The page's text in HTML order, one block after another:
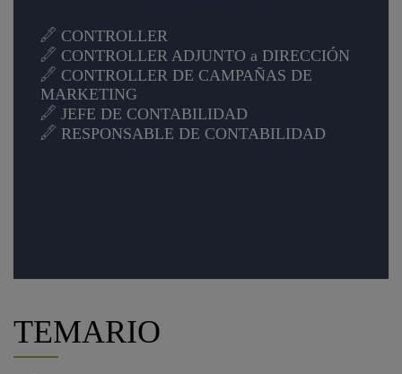
CONTROLLER
CONTROLLER ADJUNTO a DIRECCIÓN
CONTROLLER DE CAMPAÑAS DE
MARKETING
JEFE DE CONTABILIDAD
RESPONSABLE DE CONTABILIDAD
TEMARIO